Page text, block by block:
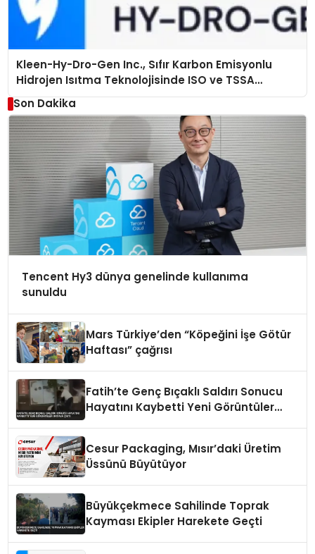
Kleen-Hy-Dro-Gen Inc., Sıfır Karbon Emisyonlu
Hidrojen Isıtma Teknolojisinde ISO ve TSSA
Düzenleyici Onaylarını Aldı
Son Dakika
Tencent Hy3 dünya genelinde kullanıma
sunuldu
Mars Türkiye’den “Köpeğini İşe Götür
Haftası” çağrısı
Fatih’te Genç Bıçaklı Saldırı Sonucu
Hayatını Kaybetti Yeni Görüntüler
Cesur Packaging, Mısır’daki Üretim
Üssünü Büyütüyor
Büyükçekmece Sahilinde Toprak
Kayması Ekipler Harekete Geçti